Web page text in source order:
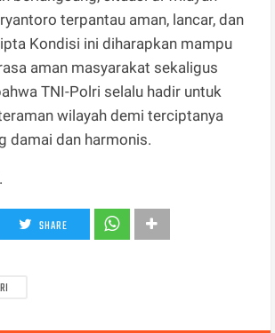
terpantau aman, lancar, dan
Kondisi ini diharapkan mampu
aman masyarakat sekaligus
TNI-Polri selalu hadir untuk
wilayah demi terciptanya
damai dan harmonis.
SHARE